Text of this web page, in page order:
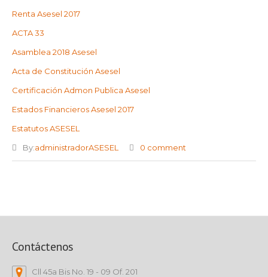
Renta Asesel 2017
ACTA 33
Asamblea 2018 Asesel
Acta de Constitución Asesel
Certificación Admon Publica Asesel
Estados Financieros Asesel 2017
Estatutos ASESEL
By:administradorASESEL 0 comment
Contáctenos
Cll 45a Bis No. 19 - 09 Of. 201